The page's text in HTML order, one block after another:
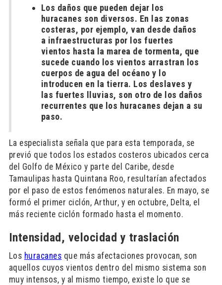
Los daños que pueden dejar los
huracanes son diversos. En las zonas
costeras, por ejemplo, van desde daños
a infraestructuras por los fuertes
vientos hasta la marea de tormenta, que
sucede cuando los vientos arrastran los
cuerpos de agua del océano y lo
introducen en la tierra. Los deslaves y
las fuertes lluvias, son otro de los daños
recurrentes que los huracanes dejan a su
paso.
La especialista señala que para esta temporada, se
previó que todos los estados costeros ubicados cerca
del Golfo de México y parte del Caribe, desde
Tamaulipas hasta Quintana Roo, resultarían afectados
por el paso de estos fenómenos naturales. En mayo, se
formó el primer ciclón, Arthur, y en octubre, Delta, el
más reciente ciclón formado hasta el momento.
Intensidad, velocidad y traslación
Los huracanes que más afectaciones provocan, son
aquellos cuyos vientos dentro del mismo sistema son
muy intensos, y al mismo tiempo, existe lo que se